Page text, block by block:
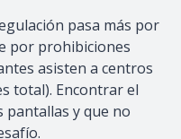
pasa más por
por prohibiciones
asisten a centros
total). Encontrar el
y que no